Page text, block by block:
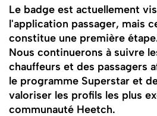
Le badge est actuellement
l'application passager, mais
constitue une première
Nous continuerons à suivre
chauffeurs et des passagers
le programme Superstar et
valoriser les profils les plus
communauté Heetch.